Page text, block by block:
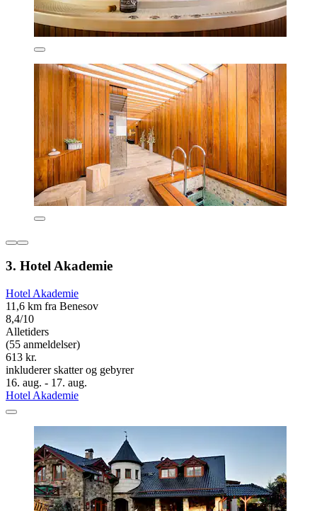
3. Hotel Akademie
Hotel Akademie
11,6 km fra Benesov
8,4/10
Alletiders
(55 anmeldelser)
613 kr.
inkluderer skatter og gebyrer
16. aug. - 17. aug.
Hotel Akademie